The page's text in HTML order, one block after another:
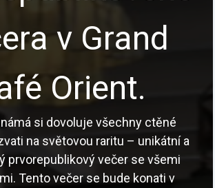
v Grand
Orient.
si dovoluje všechny ctěné
na světovou raritu – unikátní a
prvorepublikový večer se všemi
Tento večer se bude konati v